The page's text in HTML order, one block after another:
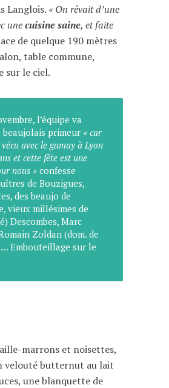
Langlois. « On rêvait d’une
unecuisine saine, et faite
de quelque 190 mètres
table commune,
sur le ciel.
l’équipe va
beaujolais primeur « car
avec le gamay à Lyon
et cette fête est une
nous » confesse
de Bouzigues,
des beaujo de
vieux millésimes de
Descombes, Marc
Zoldan (dom. de
Embouteillage sur le
marrons et noisettes,
velouté butternut au lait
une blanquette de